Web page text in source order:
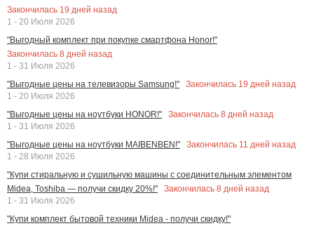
Закончилась 19 дней назад
1 - 20 Июля 2026
"Выгодный комплект при покупке смартфона Honor!"
Закончилась 8 дней назад
1 - 31 Июля 2026
"Выгодные цены на телевизоры Samsung!"
Закончилась 19 дней назад
1 - 20 Июля 2026
"Выгодные цены на ноутбуки HONOR!"
Закончилась 8 дней назад
1 - 31 Июля 2026
"Выгодные цены на ноутбуки MAIBENBEN!"
Закончилась 11 дней назад
1 - 28 Июля 2026
"Купи стиральную и сушильную машины с соединительным элементом
Midea, Toshiba — получи скидку 20%!"
Закончилась 8 дней назад
1 - 31 Июля 2026
"Купи комплект бытовой техники Midea - получи скидку!"